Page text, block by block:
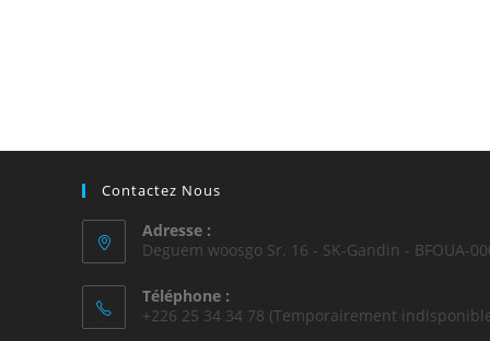
Contactez Nous
Adresse :
Deguem woosgo Sr. 16 - SK-Gandin - BFOUA-
Téléphone :
+226 25 34 34 78 (Temporairement